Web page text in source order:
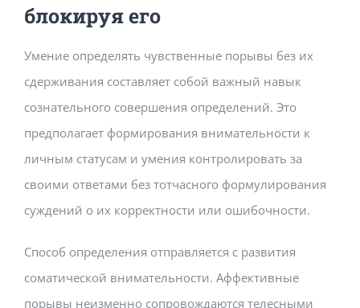
блокируя его
Умение определять чувственные порывы без их
сдерживания составляет собой важный навык
сознательного совершения определений. Это
предполагает формирования внимательности к
личным статусам и умения контролировать за
своими ответами без тотчасного формулирования
суждений о их корректности или ошибочности.
Способ определения отправляется с развития
соматической внимательности. Аффективные
порывы неизменно сопровождаются телесными